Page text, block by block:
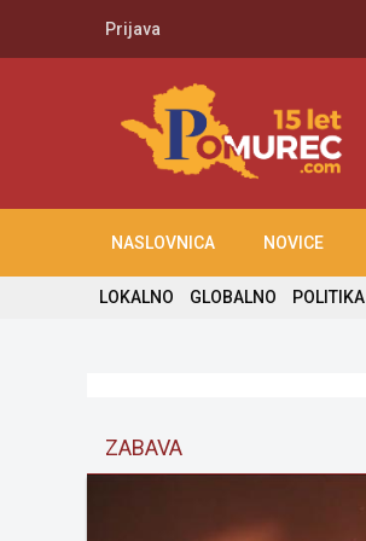
Prijava
NASLOVNICA NOVICE
LOKALNO GLOBALNO POLITIKA
ZABAVA